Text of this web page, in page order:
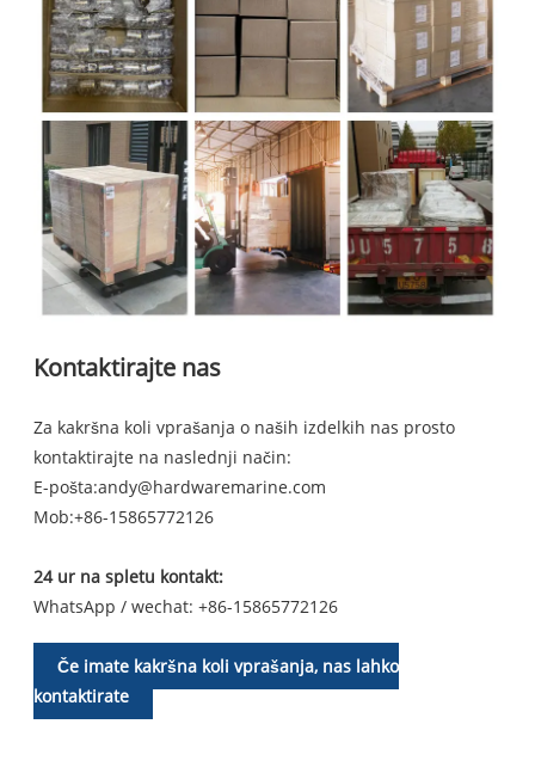
Kontaktirajte nas
Za kakršna koli vprašanja o naših izdelkih nas prosto
kontaktirajte na naslednji način:
E-pošta:andy@hardwaremarine.com
Mob:+86-15865772126
24 ur na spletu kontakt:
WhatsApp / wechat: +86-15865772126
Če imate kakršna koli vprašanja, nas lahko
kontaktirate